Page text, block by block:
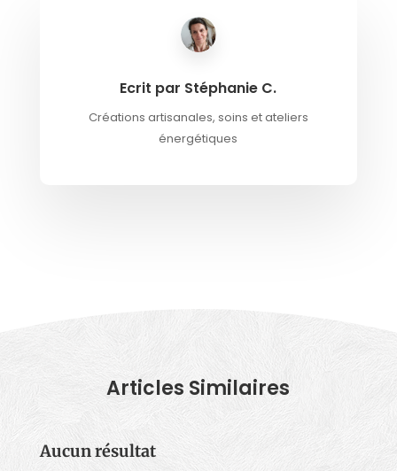
Ecrit par Stéphanie C.
Créations artisanales, soins et ateliers
énergétiques
Articles Similaires
Aucun résultat